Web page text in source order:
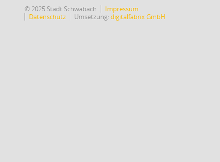
© 2025 Stadt Schwabach
Impressum
Datenschutz
Umsetzung:digitalfabrix GmbH